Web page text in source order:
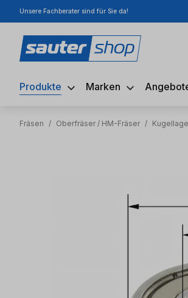
Hauptinhalt springen
Zur Suche springen
Zur Hauptnavigation springen
Unsere Fachberater sind für Sie da!
Produkte Marken
Fräsen / Oberfräser / HM-Fräser /